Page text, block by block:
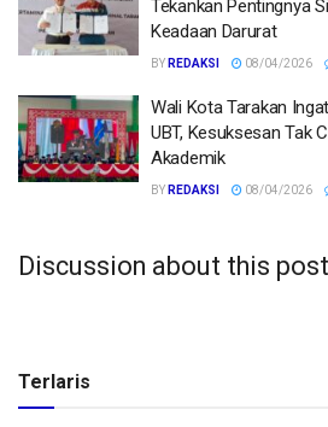
Tekankan Pentingnya
Keadaan Darurat
BY REDAKSI 08/04/2026
Wali Kota Tarakan
UBT, Kesuksesan Tak
Akademik
BY REDAKSI 08/04/2026
Discussion about this post
Terlaris